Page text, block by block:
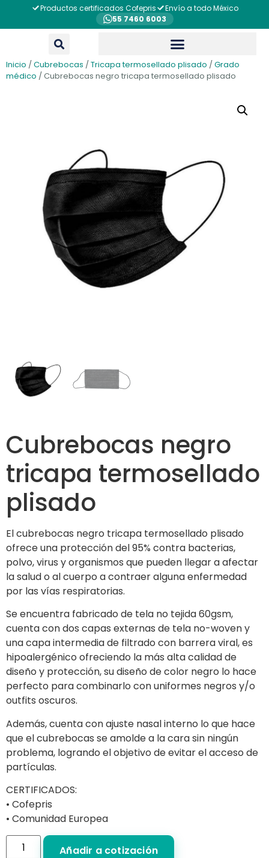
Productos certificados Cofepris
Envío a todo México
55 7460 6003
Inicio /Cubrebocas /Tricapa termosellado plisado /Grado
médico / Cubrebocas negro tricapa termosellado plisado
Cubrebocas negro
tricapa termosellado
plisado
El cubrebocas negro tricapa termosellado plisado
ofrece una protección del 95% contra bacterias,
polvo, virus y organismos que pueden llegar a afectar
la salud o al cuerpo a contraer alguna enfermedad
por las vías respiratorias.
Se encuentra fabricado de tela no tejida 60gsm,
cuenta con dos capas externas de tela no-woven y
una capa intermedia de filtrado con barrera viral, es
hipoalergénico ofreciendo la más alta calidad de
diseño y protección, su diseño de color negro lo hace
perfecto para combinarlo con uniformes negros y/o
outfits oscuros.
Además, cuenta con ajuste nasal interno lo que hace
que el cubrebocas se amolde a la cara sin ningún
problema, logrando el objetivo de evitar el acceso de
partículas.
CERTIFICADOS:
• Cofepris
• Comunidad Europea
Añadir a cotización